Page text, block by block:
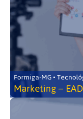
Formiga-MG •
Marketing – EAD